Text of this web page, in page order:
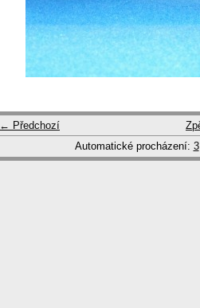
← Předchozí
Automatické procházení: 3